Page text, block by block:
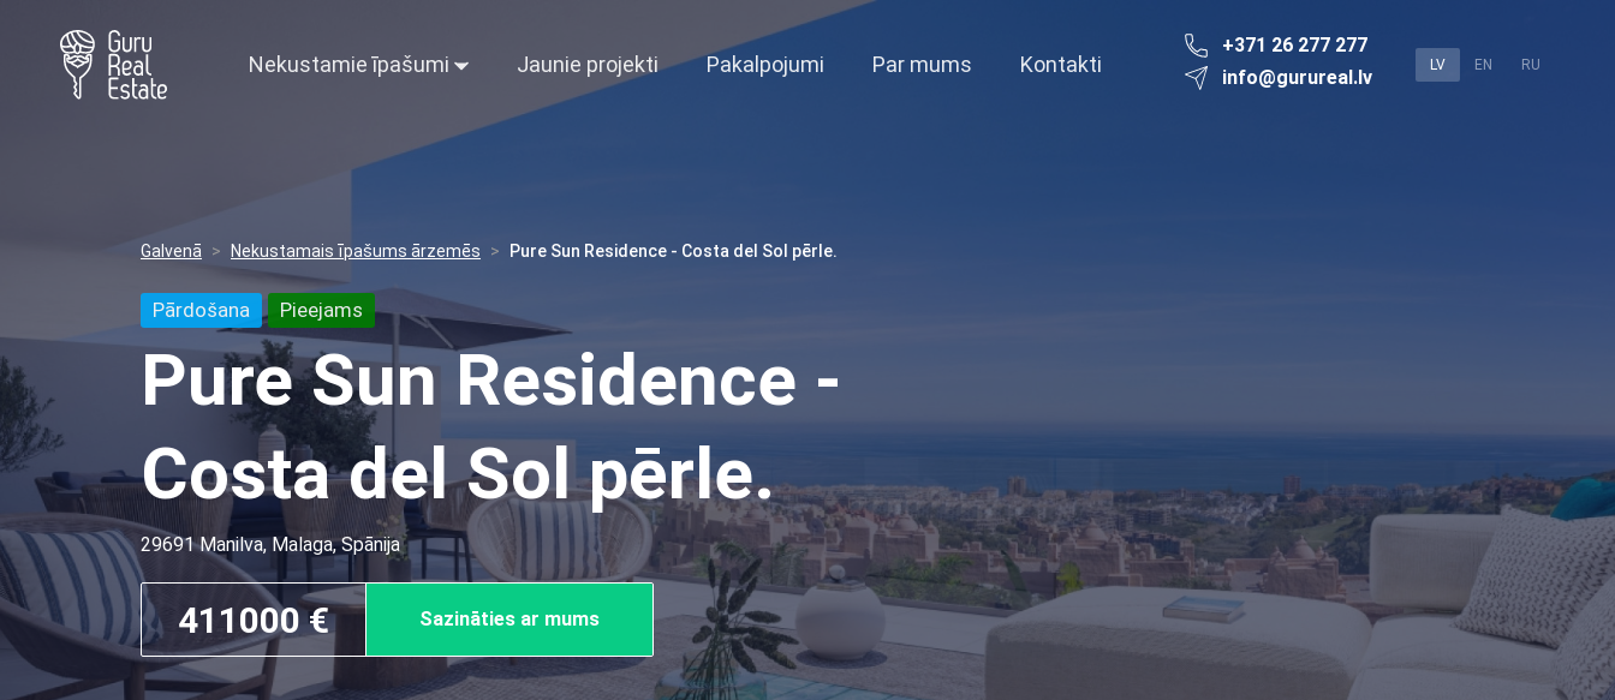
Nekustamie īpašumi Jaunie projekti Pakalpojumi Par mums Kontakti
+371 26 277 277
info@gurureal.lv
LV EN RU
Galvenā Nekustamais īpašums ārzemēs Pure Sun Residence - Costa del Sol pērle.
Pārdošana Pieejams
Pure Sun Residence -
Costa del Sol pērle.
29691 Manilva, Malaga, Spānija
411000 € Sazināties ar mums